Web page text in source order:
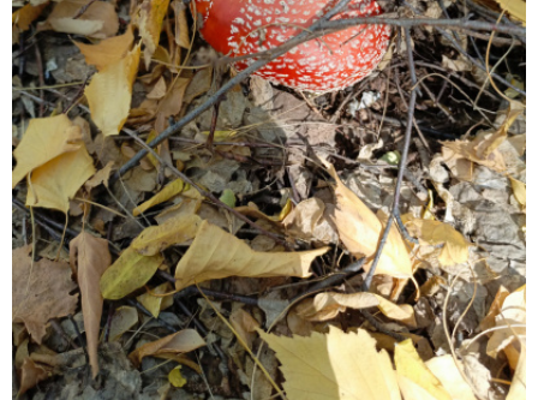
Главная
Подписчики 5
Все публикации 19
Сейчас обсуждают
"Кин-дза-дза" местного разлива
Мороз и солнце - все-таки совпало!